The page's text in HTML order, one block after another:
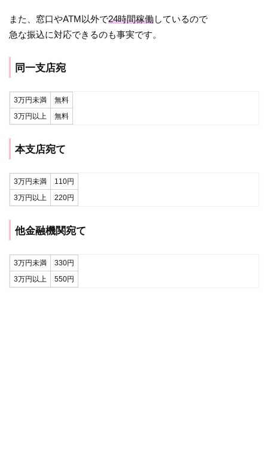
また、窓口やATM以外で24時間稼働しているので
急な振込に対応できるのも事実です。
同一支店宛
3万円未満
無料
3万円以上
無料
本支店宛て
3万円未満
110円
3万円以上
220円
他金融機関宛て
3万円未満
330円
3万円以上
550円